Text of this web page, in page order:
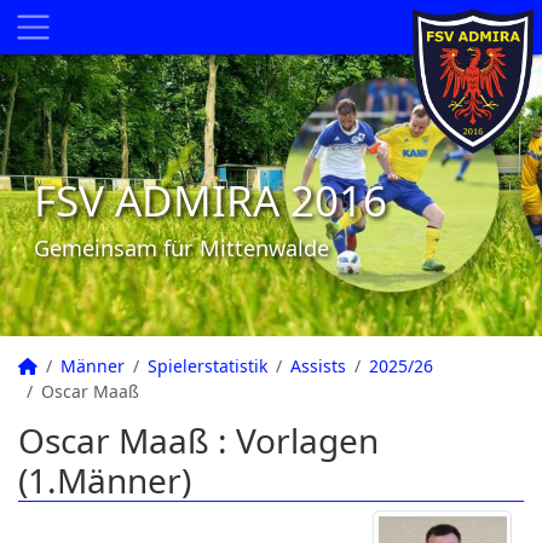
FSV ADMIRA 2016
Gemeinsam für Mittenwalde
Männer Spielerstatistik Assists
2025/26
Oscar Maaß
Oscar Maaß : Vorlagen
(1.Männer)